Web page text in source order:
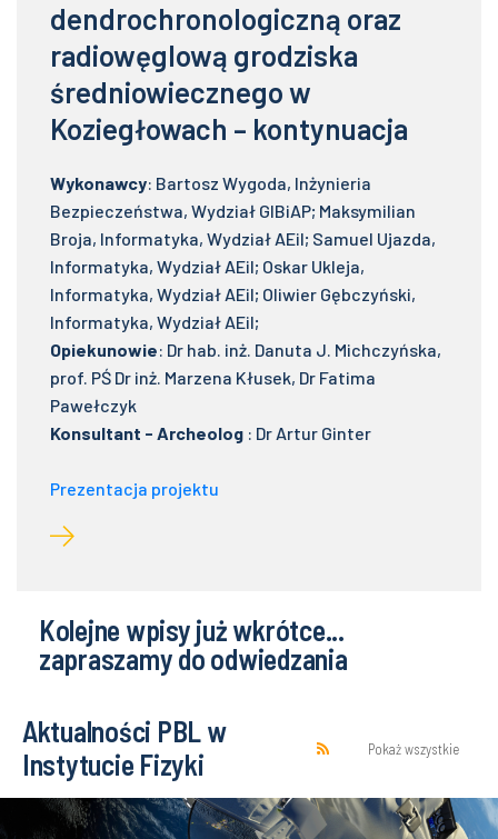
dendrochronologiczną oraz
radiowęglową grodziska
średniowiecznego w
Koziegłowach – kontynuacja
Wykonawcy: Bartosz Wygoda, Inżynieria
Bezpieczeństwa, Wydział GIBiAP; Maksymilian
Broja, Informatyka, Wydział AEiI; Samuel Ujazda,
Informatyka, Wydział AEiI; Oskar Ukleja,
Informatyka, Wydział AEiI; Oliwier Gębczyński,
Informatyka, Wydział AEiI;
Opiekunowie: Dr hab. inż. Danuta J. Michczyńska,
prof. PŚ Dr inż. Marzena Kłusek, Dr Fatima
Pawełczyk
Konsultant - Archeolog : Dr Artur Ginter
Prezentacja projektu
Kolejne wpisy już wkrótce...
zapraszamy do odwiedzania
Aktualności PBL w
Instytucie Fizyki
Pokaż wszystkie